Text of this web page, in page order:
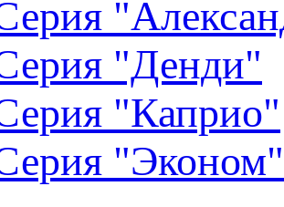
"Денди"
"Каприо"
"Эконом"